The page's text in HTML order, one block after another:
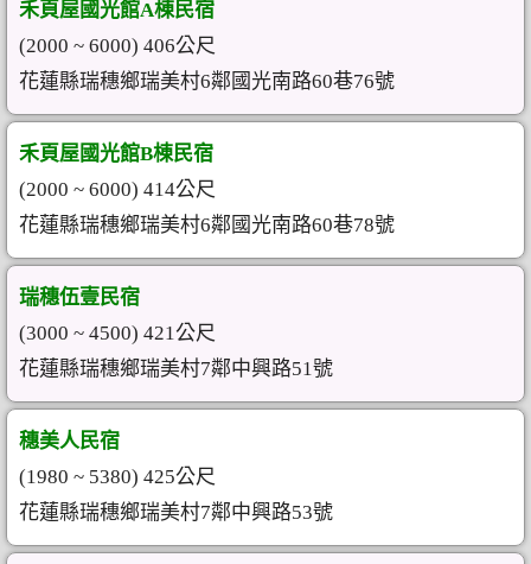
禾頁屋國光館A棟民宿
(2000 ~ 6000) 406公尺
花蓮縣瑞穗鄉瑞美村6鄰國光南路60巷76號
禾頁屋國光館B棟民宿
(2000 ~ 6000) 414公尺
花蓮縣瑞穗鄉瑞美村6鄰國光南路60巷78號
瑞穗伍壹民宿
(3000 ~ 4500) 421公尺
花蓮縣瑞穗鄉瑞美村7鄰中興路51號
穗美人民宿
(1980 ~ 5380) 425公尺
花蓮縣瑞穗鄉瑞美村7鄰中興路53號